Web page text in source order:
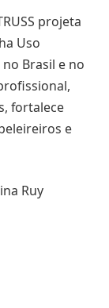
projeta
Uso
Brasil e no
fortalece
e
Ruy